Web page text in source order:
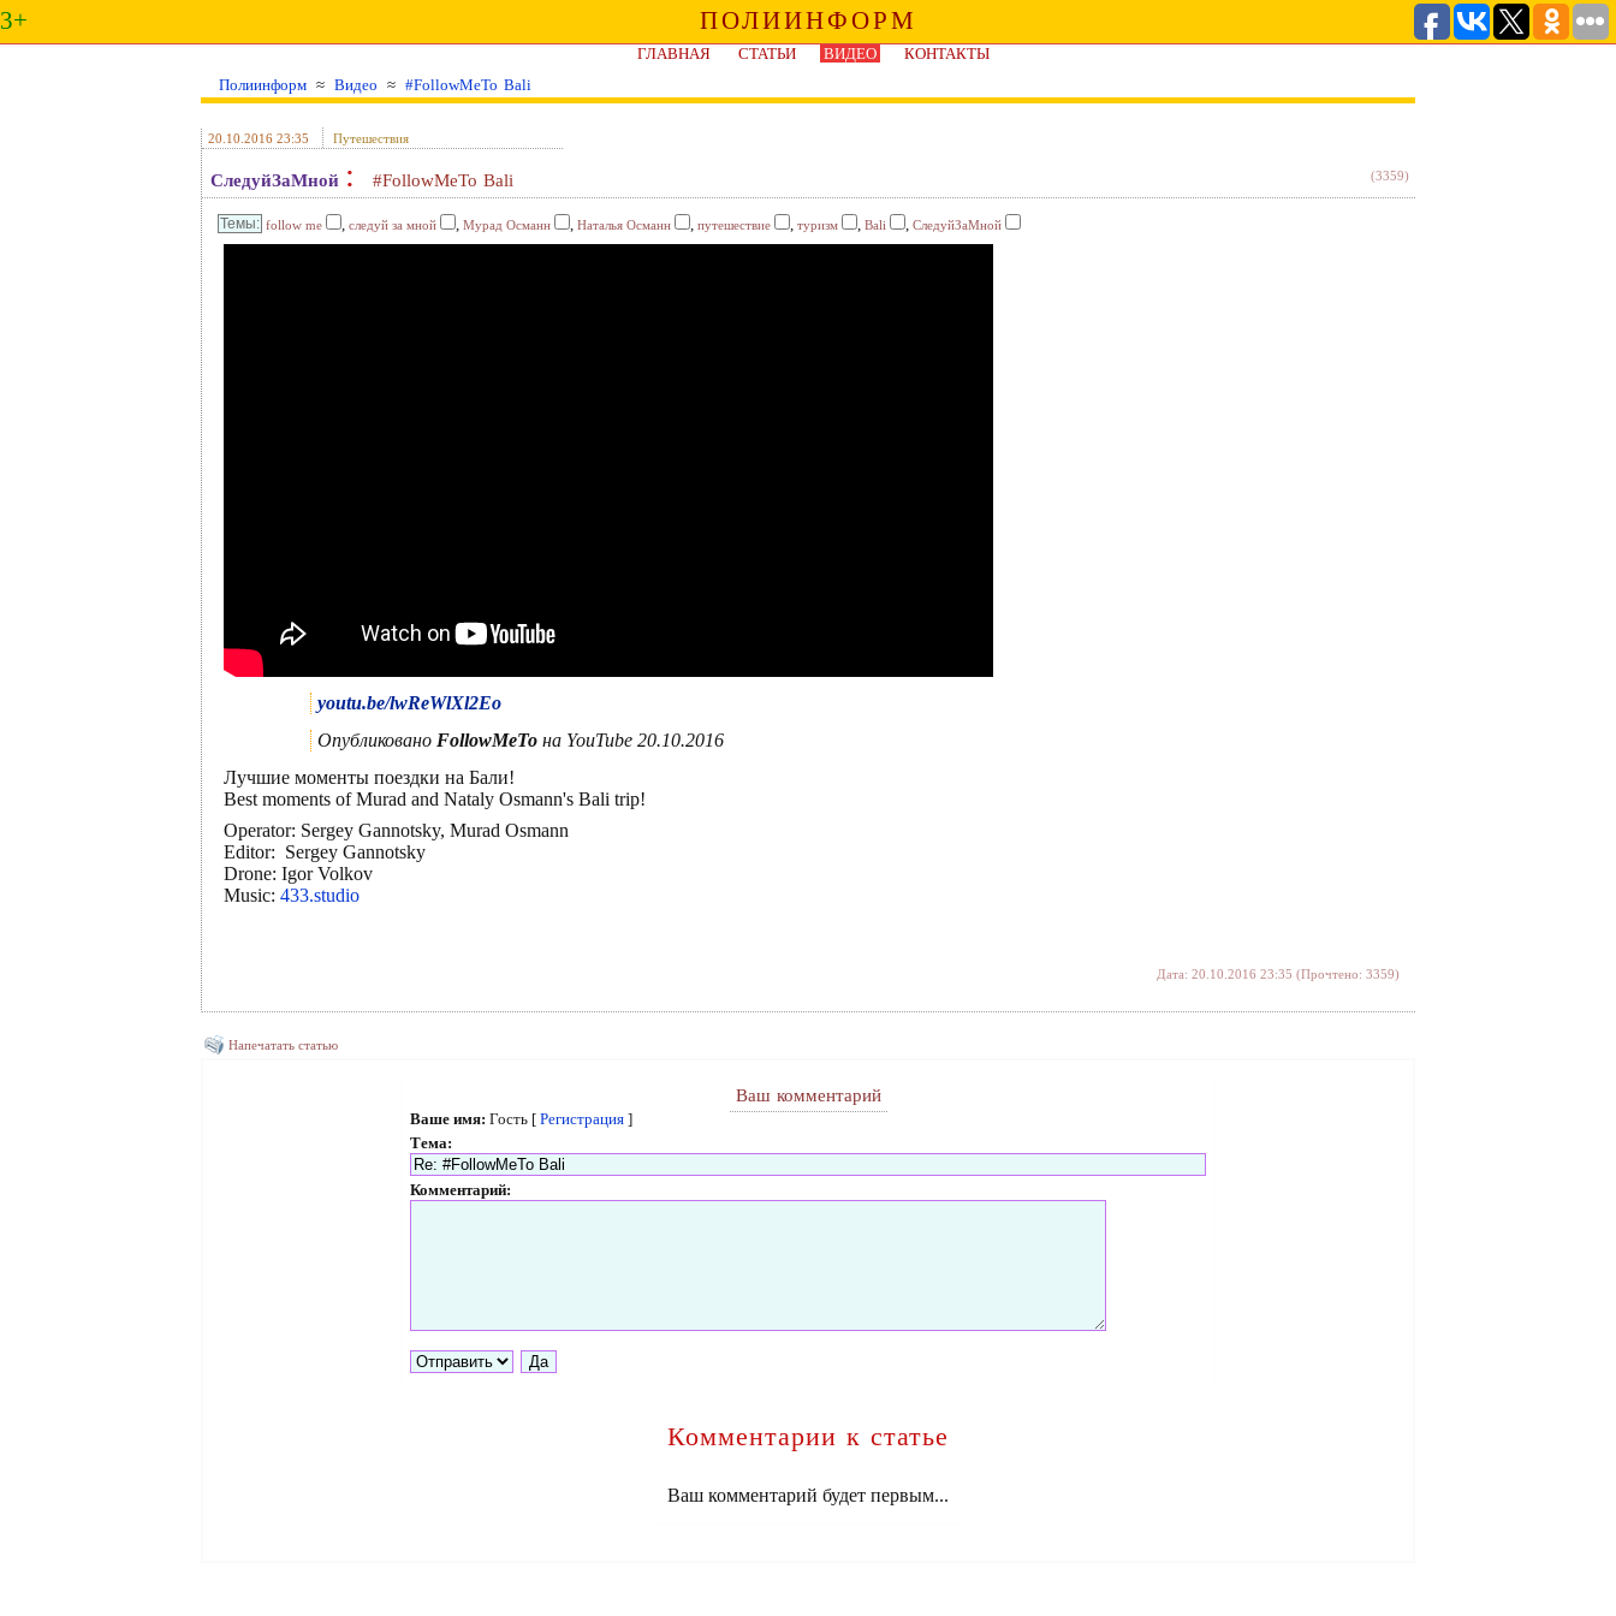
3+ ПОЛИИНФОРМ
ГЛАВНАЯ СТАТЬИ ВИДЕО
КОНТАКТЫ
Полиинформ ≈ Видео ≈ #FollowMeTo Bali
20.10.2016 23:35 Путешествия
СледуйЗаМной : #FollowMeTo Bali (3359)
follow me , следуй за мной , Мурад Османн , Наталья Османн , путешествие , туризм , Bali , СледуйЗаМной
youtu.be/lwReWlXl2Eo
Опубликовано FollowMeTo на YouTube 20.10.2016
Лучшие моменты поездки на Бали!
Best moments of Murad and Nataly Osmann's Bali trip!
Operator: Sergey Gannotsky, Murad Osmann
Editor: Sergey Gannotsky
Drone: Igor Volkov
Music: 433.studio
Дата: 20.10.2016 23:35 (Прочтено: 3359)
Напечатать статью
Ваш комментарий
Ваше имя: Гость [ Регистрация ]
Тема:
Комментарий:
Комментарии к статье
Ваш комментарий будет первым...